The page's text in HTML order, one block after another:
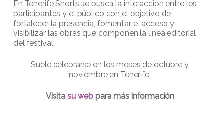
En Tenerife Shorts se busca la interacción entre los
participantes y el público con el objetivo de
fortalecer la presencia, fomentar el acceso y
visibilizar las obras que componen la línea editorial
del festival.
Suele celebrarse en los meses de octubre y
noviembre en Tenerife.
Visita su webpara más información